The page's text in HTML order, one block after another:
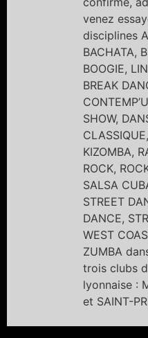
venez
disciplines
BACHATA,
BOOGIE,
BREAK
SHOW,
KIZOMBA,
ROCK,
SALSA
STREET
DANCE,
WEST
ZUMBA
trois clubs
lyonnaise :
et SAINT-